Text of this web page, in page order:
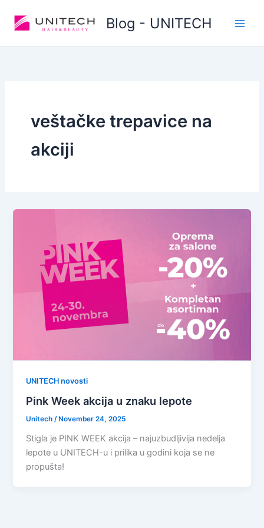
Blog - UNITECH
veštačke trepavice na
akciji
UNITECH novosti
Pink Week akcija u znaku lepote
Unitech/ November 24, 2025
Stigla je PINK WEEK akcija – najuzbudljivija nedelja
lepote u UNITECH-u i prilika u godini koja se ne
propušta!